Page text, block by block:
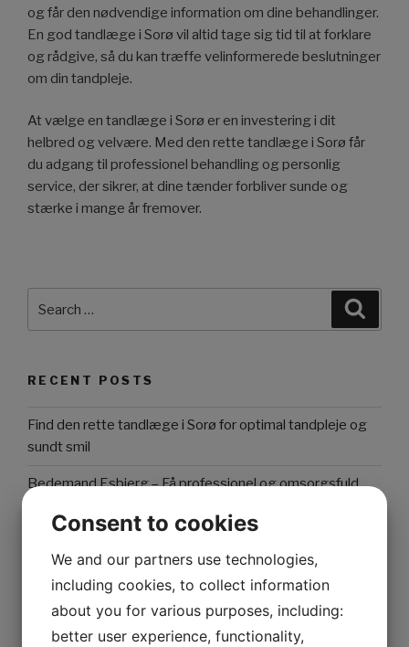
og får den nødvendige information om dine behandlinger.
En god tandlæge i Sorø vil altid tage sig tid til at forklare
og rådgive, så du kan træffe velinformerede beslutninger
om din tandpleje.
At vælge en tandlæge i Sorø er en investering i dit
helbred og velvære. Med den rette tandlæge i Sorø får
du adgang til professionel behandling og personlig
service, der sikrer, at dine tænder forbliver sunde og
stærke i mange år fremover.
RECENT POSTS
Find den rette tandlæge i Sorø for optimal tandpleje og
sundt smil
Bedemand Esbjerg – Få professionel og omsorgsfuld
Alt du bør vide om NTC termistorer: Funktion,
anvendelser og fordele
Optimer dit energiforbrug med en energirådgiver
Consent to cookies
We and our partners use technologies,
including cookies, to collect information
about you for various purposes, including:
better user experience, functionality,